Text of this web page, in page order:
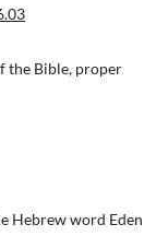
the Bible, proper
Hebrew word Eden